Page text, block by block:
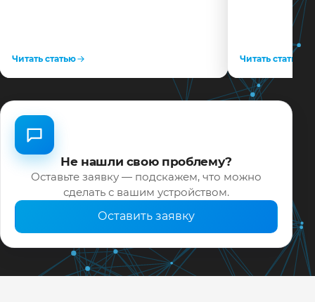
Читать статью Читать статью
Не нашли свою проблему?
Оставьте заявку — подскажем, что можно
сделать с вашим устройством.
Оставить заявку